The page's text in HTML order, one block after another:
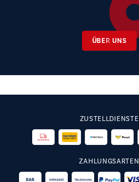
ÜBER UNS
ZUSTELLDIENSTE
ZAHLUNGSARTEN